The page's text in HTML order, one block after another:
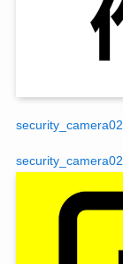
security_camera02
security_camera02